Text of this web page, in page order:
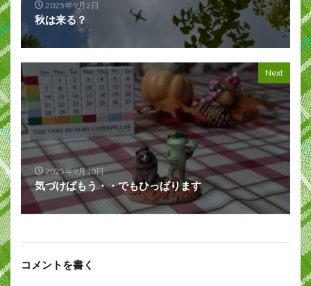
2025年9月2日
秋は来る？
Next
2025年9月10日
気づけばもう・・でもひっぱります
コメントを書く